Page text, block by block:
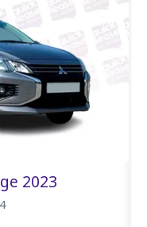
2023